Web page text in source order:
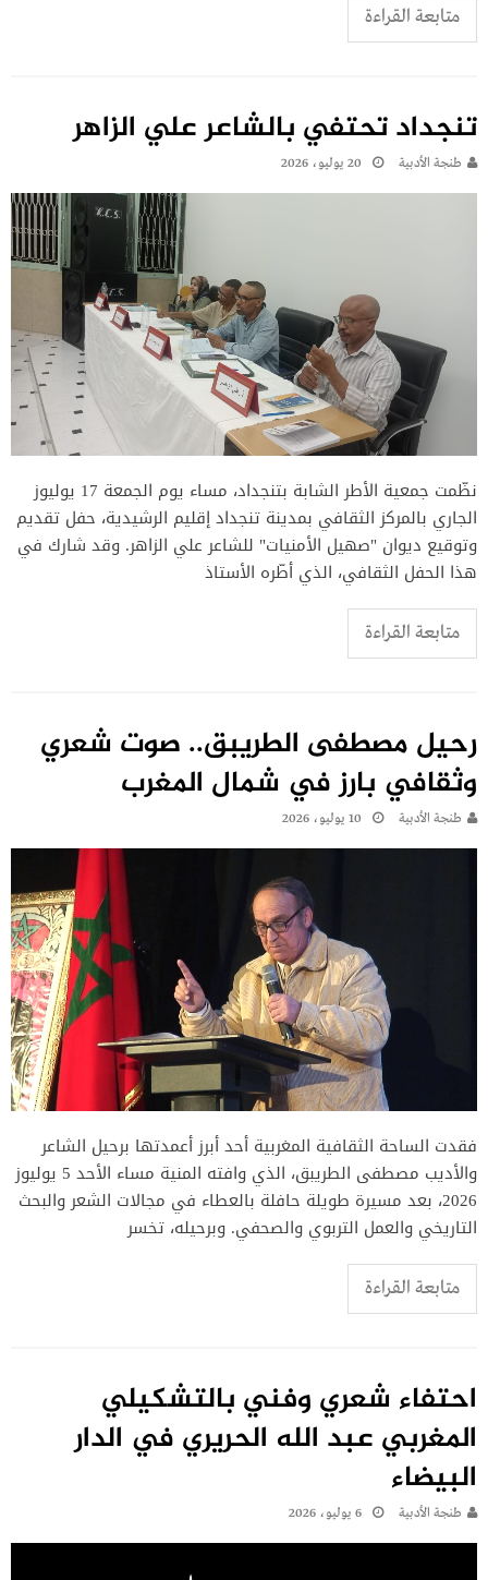
متابعة القراءة
تنجداد تحتفي بالشاعر علي الزاهر
طنجة الأدبية 20 يوليو، 2026
نظّمت جمعية الأطر الشابة بتنجداد، مساء يوم الجمعة 17 يوليوز
الجاري بالمركز الثقافي بمدينة تنجداد إقليم الرشيدية، حفل تقديم
وتوقيع ديوان "صهيل الأمنيات" للشاعر علي الزاهر. وقد شارك في
هذا الحفل الثقافي، الذي أطّره الأستاذ
متابعة القراءة
رحيل مصطفى الطريبق.. صوت شعري
وثقافي بارز في شمال المغرب
طنجة الأدبية 10 يوليو، 2026
فقدت الساحة الثقافية المغربية أحد أبرز أعمدتها برحيل الشاعر
والأديب مصطفى الطريبق، الذي وافته المنية مساء الأحد 5 يوليوز
2026، بعد مسيرة طويلة حافلة بالعطاء في مجالات الشعر والبحث
التاريخي والعمل التربوي والصحفي. وبرحيله، تخسر
متابعة القراءة
احتفاء شعري وفني بالتشكيلي
المغربي عبد الله الحريري في الدار
البيضاء
طنجة الأدبية 6 يوليو، 2026